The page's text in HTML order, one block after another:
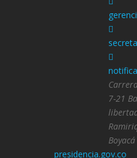
7-21
Boyacá
presidencia.gov.co